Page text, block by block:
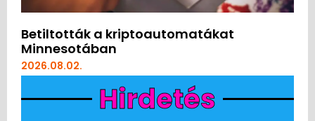
Betiltották a kriptoautomatákat
Minnesotában
2026.08.02.
Hirdetés